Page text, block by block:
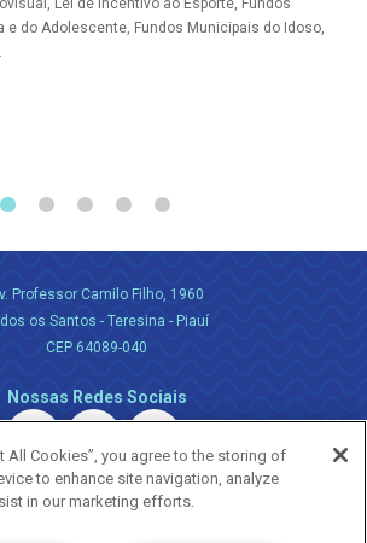
Lei de Incentivo ao Esporte, Fundos
e do Adolescente, Fundos Municipais do Idoso,
Professor Camilo Filho, 1960
os Santos - Teresina - Piauí
CEP 64089-040
Nossas Redes Sociais
All Cookies”, you agree to the storing of
to enhance site navigation, analyze
in our marketing efforts.